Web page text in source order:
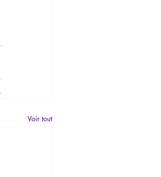
Voir tout